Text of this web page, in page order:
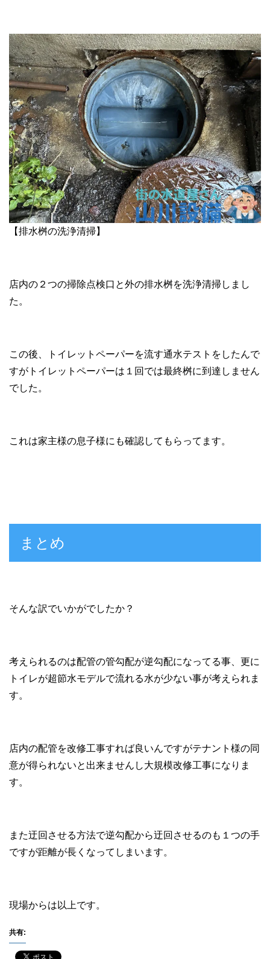
【排水桝の洗浄清掃】
店内の２つの掃除点検口と外の排水桝を洗浄清掃しまし
た。
この後、トイレットペーパーを流す通水テストをしたんで
すがトイレットペーパーは１回では最終桝に到達しません
でした。
これは家主様の息子様にも確認してもらってます。
まとめ
そんな訳でいかがでしたか？
考えられるのは配管の管勾配が逆勾配になってる事、更に
トイレが超節水モデルで流れる水が少ない事が考えられま
す。
店内の配管を改修工事すれば良いんですがテナント様の同
意が得られないと出来ませんし大規模改修工事になりま
す。
また迂回させる方法で逆勾配から迂回させるのも１つの手
ですが距離が長くなってしまいます。
現場からは以上です。
共有: